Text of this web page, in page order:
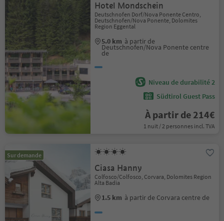
Hotel Mondschein
Deutschnofen Dorf/Nova Ponente Centro,
Deutschnofen/Nova Ponente, Dolomites
Region Eggental
5.0 km à partir de
Deutschnofen/Nova Ponente centre
de
Niveau de durabilité 2
Südtirol Guest Pass
À partir de 214€
1 nuit / 2 personnes incl. TVA
Sur demande
Ciasa Hanny
Colfosco/Colfosco, Corvara, Dolomites Region
Alta Badia
1.5 km à partir de Corvara centre de